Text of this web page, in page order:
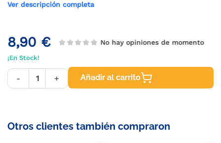
Ver descripción completa
8,90 € No hay opiniones de momento
¡En Stock!
- + Añadir al carrito
Otros clientes también compraron